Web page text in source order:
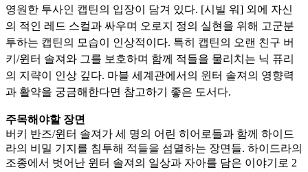
영원한 투사인 캡틴의 입장이 담겨 있다. [시빌 워] 외에 자신
의 적인 레드 스컬과 싸우며 오로지 정의 실현을 위해 고군분
투하는 캡틴의 모습이 인상적이다. 특히 캡틴의 오랜 친구 버
키/윈터 솔져와 그를 보호하며 함께 적들을 물리치는 닉 퓨리
의 지략이 인상 깊다. 마블 세계관에서의 윈터 솔져의 영향력
과 활약을 궁금해한다면 참고하기 좋은 도서다.
주목해야할 장면
버키 반즈/윈터 솔져가 세 명의 어린 히어로들과 함께 하이드
라의 비밀 기지를 침투해 적들을 섬멸하는 장면들. 하이드라의
조종에서 벗어난 윈터 솔져의 일상과 자아를 담은 이야기로 2